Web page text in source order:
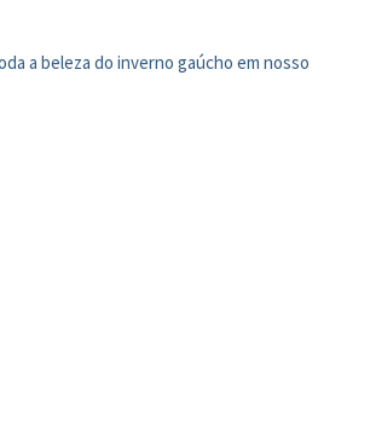
a beleza do inverno gaúcho em nosso